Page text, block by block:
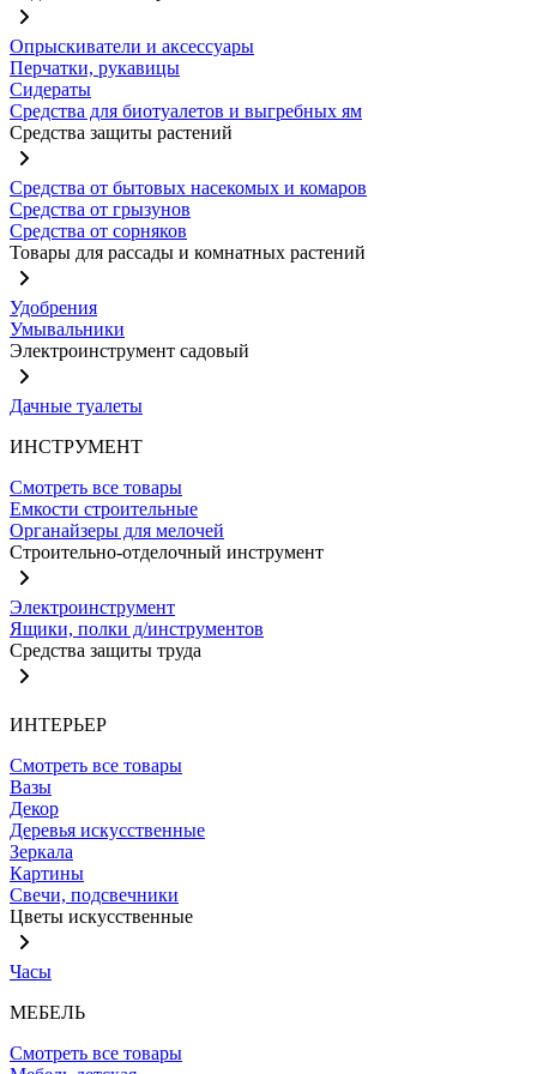
Опрыскиватели и аксессуары
Перчатки, рукавицы
Сидераты
Средства для биотуалетов и выгребных ям
Средства защиты растений
Средства от бытовых насекомых и комаров
Средства от грызунов
Средства от сорняков
Товары для рассады и комнатных растений
Удобрения
Умывальники
Электроинструмент садовый
Дачные туалеты
ИНСТРУМЕНТ
Смотреть все товары
Емкости строительные
Органайзеры для мелочей
Строительно-отделочный инструмент
Электроинструмент
Ящики, полки д/инструментов
Средства защиты труда
ИНТЕРЬЕР
Смотреть все товары
Вазы
Декор
Деревья искусственные
Зеркала
Картины
Свечи, подсвечники
Цветы искусственные
Часы
МЕБЕЛЬ
Смотреть все товары